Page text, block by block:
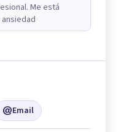
Me está
Email